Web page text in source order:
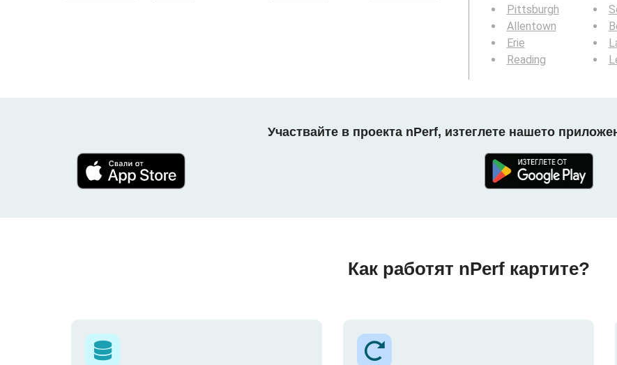
Pittsburgh
Allentown
Erie
Reading
Участвайте в проекта nPerf, изтеглете нашето
Как работят nPerf картите?